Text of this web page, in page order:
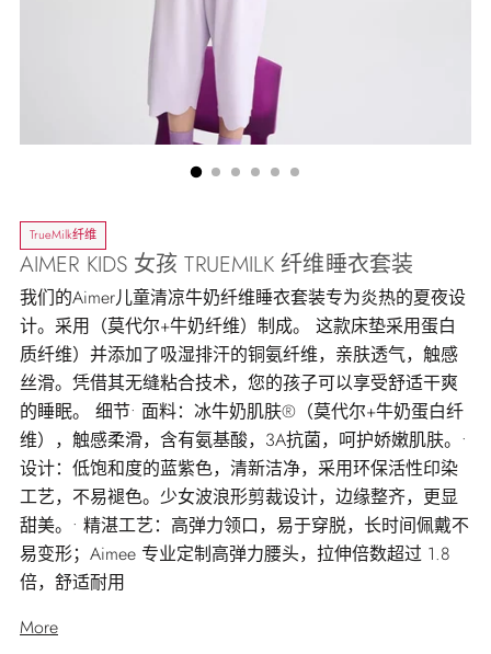
TrueMilk纤维
AIMER KIDS 女孩 TRUEMILK 纤维睡衣套装
我们的Aimer儿童清凉牛奶纤维睡衣套装专为炎热的夏夜设
计。采用（莫代尔+牛奶纤维）制成。 这款床垫采用蛋白
质纤维）并添加了吸湿排汗的铜氨纤维，亲肤透气，触感
丝滑。凭借其无缝粘合技术，您的孩子可以享受舒适干爽
的睡眠。 细节• 面料：冰牛奶肌肤®（莫代尔+牛奶蛋白纤
维），触感柔滑，含有氨基酸，3A抗菌，呵护娇嫩肌肤。•
设计：低饱和度的蓝紫色，清新洁净，采用环保活性印染
工艺，不易褪色。少女波浪形剪裁设计，边缘整齐，更显
甜美。• 精湛工艺：高弹力领口，易于穿脱，长时间佩戴不
易变形；Aimee 专业定制高弹力腰头，拉伸倍数超过 1.8
倍，舒适耐用
More